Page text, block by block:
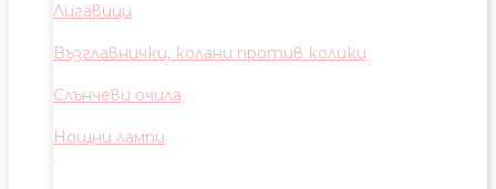
Лигавици
Възглавнички, колани против колики
Слънчеви очила
Нощни лампи